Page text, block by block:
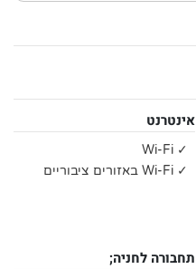
אינטרנט
✓ Wi-Fi
✓ Wi-Fi באזורים ציבוריים
תחבורה לחניה;